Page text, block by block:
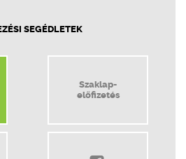
SEGÉDLETEK
Szaklap-
előfizetés